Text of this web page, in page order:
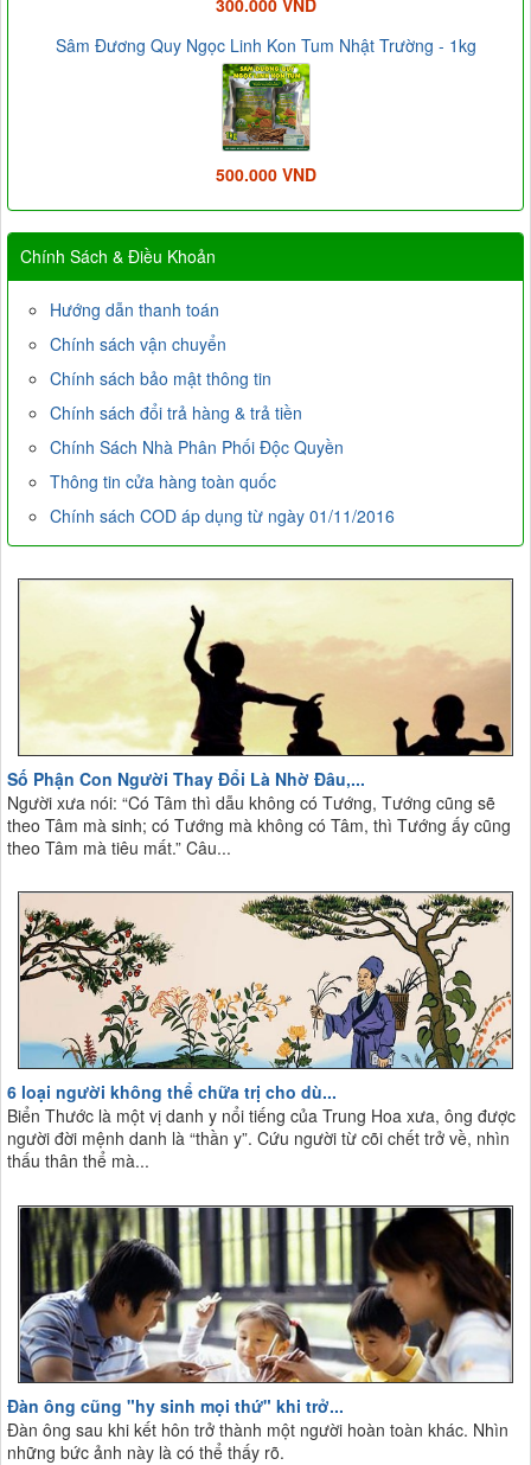
300.000 VND
Sâm Đương Quy Ngọc Linh Kon Tum Nhật Trường - 1kg
500.000 VND
Chính Sách & Điều Khoản
Hướng dẫn thanh toán
Chính sách vận chuyển
Chính sách bảo mật thông tin
Chính sách đổi trả hàng & trả tiền
Chính Sách Nhà Phân Phối Độc Quyền
Thông tin cửa hàng toàn quốc
Chính sách COD áp dụng từ ngày 01/11/2016
Số Phận Con Người Thay Đổi Là Nhờ Đâu,...
Người xưa nói: “Có Tâm thì dẫu không có Tướng, Tướng cũng sẽ
theo Tâm mà sinh; có Tướng mà không có Tâm, thì Tướng ấy cũng
theo Tâm mà tiêu mất.” Câu...
6 loại người không thể chữa trị cho dù...
Biển Thước là một vị danh y nổi tiếng của Trung Hoa xưa, ông được
người đời mệnh danh là “thần y”. Cứu người từ cõi chết trở về, nhìn
thấu thân thể mà...
Đàn ông cũng "hy sinh mọi thứ" khi trở...
Đàn ông sau khi kết hôn trở thành một người hoàn toàn khác. Nhìn
những bức ảnh này là có thể thấy rõ.